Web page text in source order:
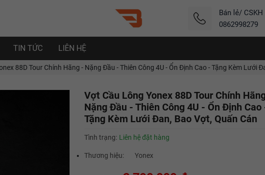
Bán lẻ/ CSKH
0862998279
TIN TỨC LIÊN HỆ
88D Tour Chính Hãng - Nặng Đầu - Thiên Công 4U - Ổn Định Cao - Tặng Kèm Lưới
Vợt Cầu Lông Yonex 88D Tour Chính
Nặng Đầu - Thiên Công 4U - Ổn Định Cao
Tặng Kèm Lưới Đan, Bao Vợt, Quấn Cán
Tình trạng: Liên hệ đặt hàng
Thương hiệu: Yonex